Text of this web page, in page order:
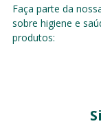
Faça parte da
sobre higiene e
produtos: